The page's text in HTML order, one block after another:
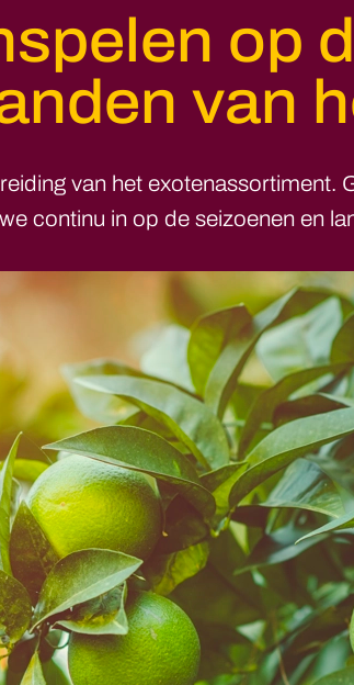
op
van
van het exotenassortiment.
continu in op de seizoenen en